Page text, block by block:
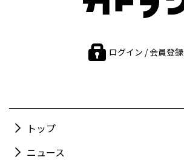
ログイン / 会員登録
トップ
ニュース